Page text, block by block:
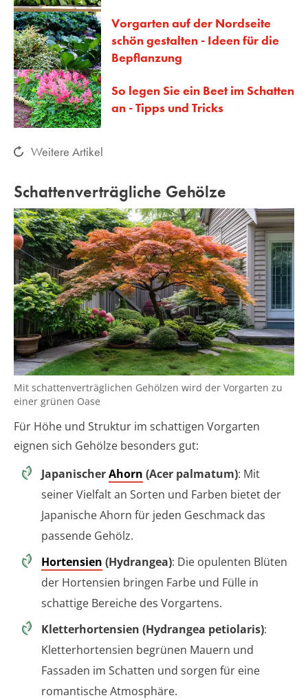
Vorgarten auf der Nordseite
schön gestalten - Ideen für die
Bepflanzung
So legen Sie ein Beet im Schatten
an - Tipps und Tricks
Weitere Artikel
Schattenverträgliche Gehölze
Mit schattenverträglichen Gehölzen wird der Vorgarten zu
einer grünen Oase
Für Höhe und Struktur im schattigen Vorgarten
eignen sich Gehölze besonders gut:
JapanischerAhorn (Acer palmatum): Mit
seiner Vielfalt an Sorten und Farben bietet der
Japanische Ahorn für jeden Geschmack das
passende Gehölz.
Hortensien (Hydrangea): Die opulenten Blüten
der Hortensien bringen Farbe und Fülle in
schattige Bereiche des Vorgartens.
Kletterhortensien (Hydrangea petiolaris):
Kletterhortensien begrünen Mauern und
Fassaden im Schatten und sorgen für eine
romantische Atmosphäre.